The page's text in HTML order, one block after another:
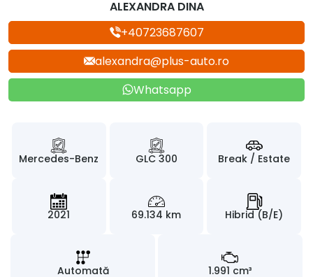
ALEXANDRA DINA
+40723687607
alexandra@plus-auto.ro
Whatsapp
Mercedes-Benz GLC 300 Break / Estate
2021 69.134 km Hibrid (B/E)
Automată 1.991 cm³